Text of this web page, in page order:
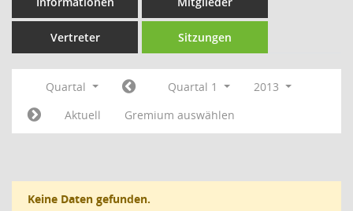
Vertreter Sitzungen
Quartal Quartal 1
2013
Aktuell
Gremium auswählen
Keine Daten gefunden.